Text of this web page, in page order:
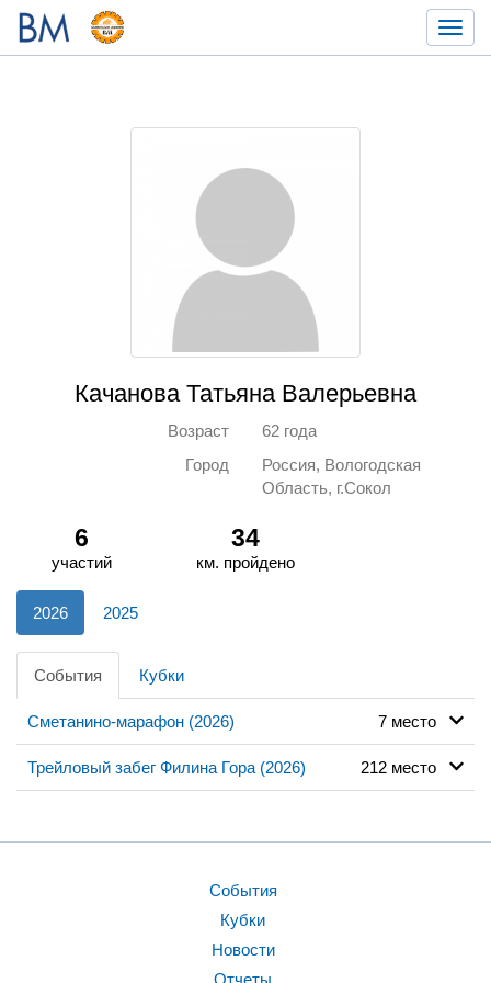
Качанова Татьяна Валерьевна
Возраст
62 года
Город
Россия, Вологодская
Область, г.Сокол
6
участий
34
км. пройдено
2026 2025
События Кубки
Сметанино-марафон (2026) 7 место
Трейловый забег Филина Гора (2026) 212 место
События
Кубки
Новости
Отчеты